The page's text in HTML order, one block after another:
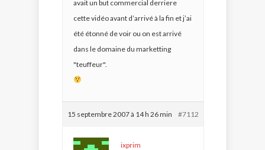
avait un but commercial derriere
cette vidéo avant d’arrivé à la fin et j’ai
été étonné de voir ou on est arrivé
dans le domaine du marketting
"teuffeur".
15 septembre 2007 à 14 h 26 min #7112
ixprim